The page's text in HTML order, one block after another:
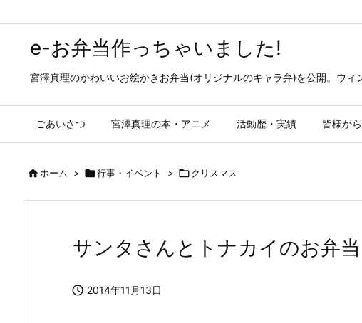
e-お弁当作っちゃいました!
宮澤真理のかわいいお絵かきお弁当(オリジナルのキャラ弁)を公開。ウ
ごあいさつ 宮澤真理の本・アニメ 活動歴・実績 皆様か
ホーム > 行事・イベント > クリスマス
サンタさんとトナカイのお弁当
 2014年11月13日